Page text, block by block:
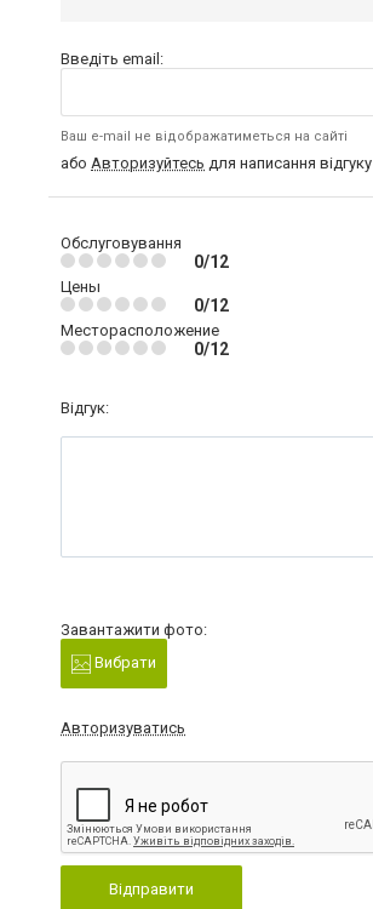
Введіть email:
Ваш e-mail не відображатиметься на сайті
або Авторизуйтесь для написання відгуку
Обслуговування
0/12
Цены
0/12
Месторасположение
0/12
Відгук:
Завантажити фото:
Вибрати
Авторизуватись
Відправити